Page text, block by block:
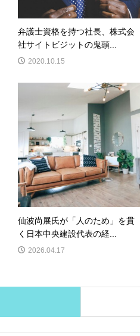
弁護士資格を持つ社長、株式会
社サイトビジットの鬼頭...
2020.10.15
仙波尚展氏が「人のため」を貫
く日本中央建設代表の経...
2026.04.17